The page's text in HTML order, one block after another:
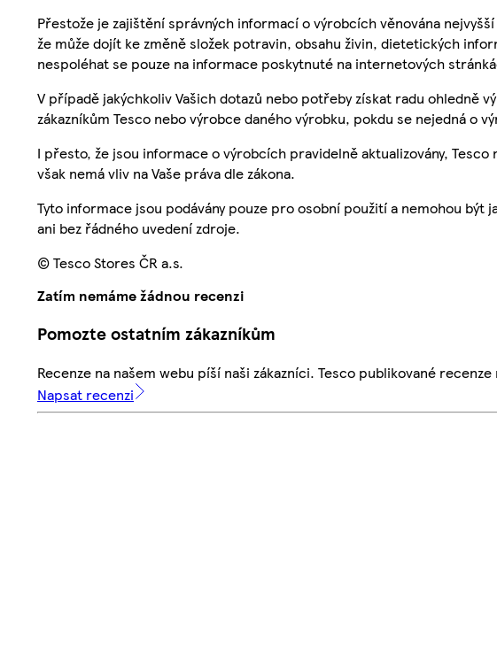
Přestože je zajištění správných informací o výrobcích věnována
že může dojít ke změně složek potravin, obsahu živin, dietetických
nespoléhat se pouze na informace poskytnuté na internetových
V případě jakýchkoliv Vašich dotazů nebo potřeby získat radu ohledně
zákazníkům Tesco nebo výrobce daného výrobku, pokdu se nejedná o
I přesto, že jsou informace o výrobcích pravidelně aktualizovány,
však nemá vliv na Vaše práva dle zákona.
Tyto informace jsou podávány pouze pro osobní použití a nemohou
ani bez řádného uvedení zdroje.
© Tesco Stores ČR a.s.
Zatím nemáme žádnou recenzi
Pomozte ostatním zákazníkům
Recenze na našem webu píší naši zákazníci. Tesco publikované
Napsat recenzi